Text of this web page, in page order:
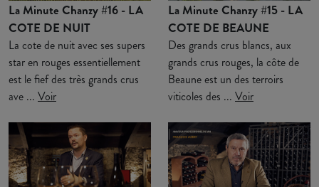
La Minute Chanzy #16 - LA
COTE DE NUIT
La cote de nuit avec ses supers
star en rouges essentiellement
est le fief des très grands crus
ave ... Voir
La Minute Chanzy #15 - LA
COTE DE BEAUNE
Des grands crus blancs, aux
grands crus rouges, la côte de
Beaune est un des terroirs
viticoles des ... Voir